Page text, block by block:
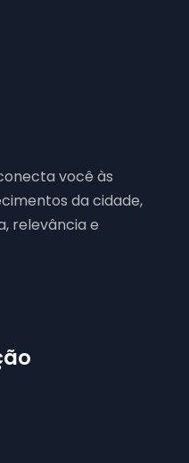
você às
da cidade,
relevância e